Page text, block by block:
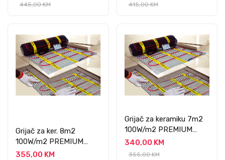
445,00 KM 415,00 KM
Grijač za ker. 8m2
100W/m2 PREMIUM
PROFESSIONAL
355,00 KM
Grijač za keramiku 7m2
100W/m2 PREMIUM
PROFESSIONAL
340,00 KM
355,00 KM